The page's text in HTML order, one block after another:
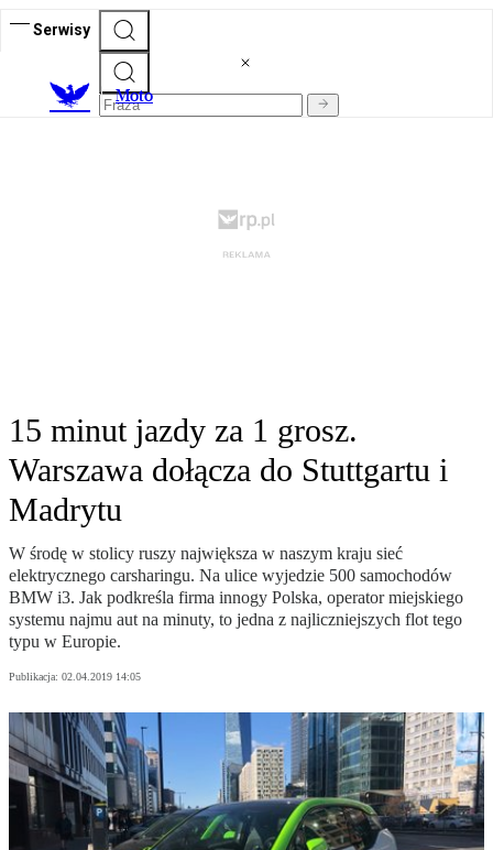
Serwisy
Moto
15 minut jazdy za 1 grosz.
Warszawa dołącza do Stuttgartu i
Madrytu
W środę w stolicy ruszy największa w naszym kraju sieć
elektrycznego carsharingu. Na ulice wyjedzie 500 samochodów
BMW i3. Jak podkreśla firma innogy Polska, operator miejskiego
systemu najmu aut na minuty, to jedna z najliczniejszych flot tego
typu w Europie.
Publikacja: 02.04.2019 14:05